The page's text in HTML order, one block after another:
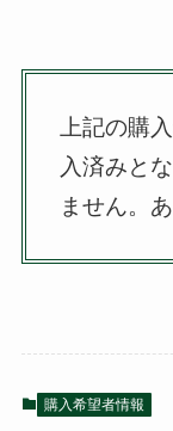
上記の購
入済みと
ません。
購入希望者情報